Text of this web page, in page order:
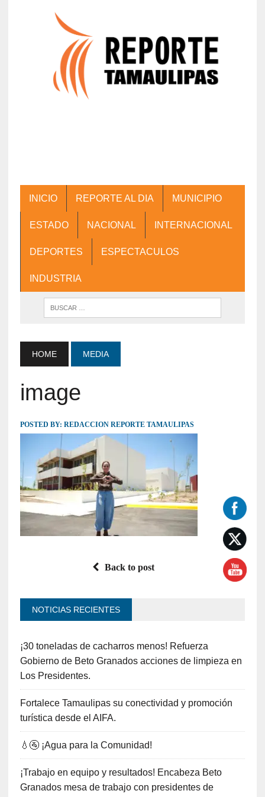
INICIO REPORTE AL DIA MUNICIPIO
ESTADO NACIONAL INTERNACIONAL
DEPORTES ESPECTACULOS
INDUSTRIA
HOME MEDIA
image
POSTED BY: REDACCION REPORTE TAMAULIPAS
Back to post
NOTICIAS RECIENTES
¡30 toneladas de cacharros menos! Refuerza
Gobierno de Beto Granados acciones de limpieza en
Los Presidentes.
Fortalece Tamaulipas su conectividad y promoción
turística desde el AIFA.
💧🚰 ¡Agua para la Comunidad!
¡Trabajo en equipo y resultados! Encabeza Beto
Granados mesa de trabajo con presidentes de